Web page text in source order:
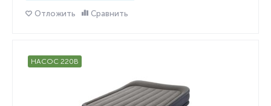
Отложить Сравнить
НАСОС 220В